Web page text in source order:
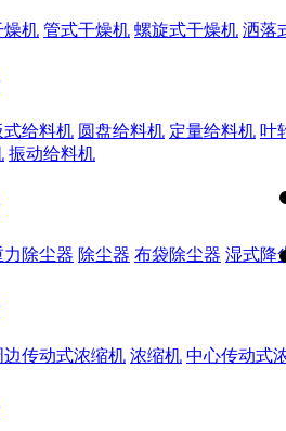
燥机 管式干燥机 螺旋式干燥机 洒落
式给料机 圆盘给料机 定量给料机 叶
振动给料机
力除尘器 除尘器 布袋除尘器 湿式降
边传动式浓缩机 浓缩机 中心传动式